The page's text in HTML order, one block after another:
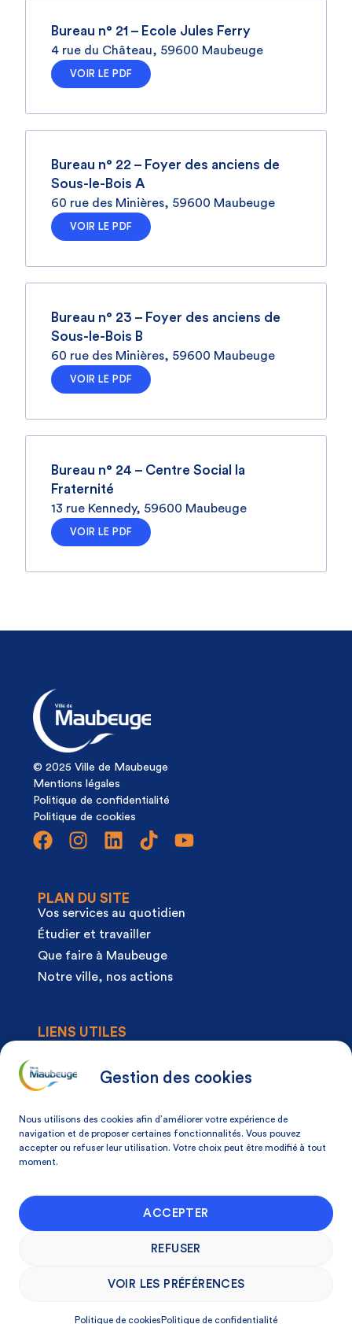
Gestion des cookies
Nous utilisons des cookies afin d’améliorer votre expérience de
navigation et de proposer certaines fonctionnalités. Vous pouvez
accepter ou refuser leur utilisation. Votre choix peut être modifié à tout
moment.
ACCEPTER
REFUSER
VOIR LES PRÉFÉRENCES
Politique de cookies Politique de confidentialité
Bureau n° 21 – Ecole Jules Ferry
4 rue du Château, 59600 Maubeuge
VOIR LE PDF
Bureau n° 22 – Foyer des anciens de
Sous-le-Bois A
60 rue des Minières, 59600 Maubeuge
VOIR LE PDF
Bureau n° 23 – Foyer des anciens de
Sous-le-Bois B
60 rue des Minières, 59600 Maubeuge
VOIR LE PDF
Bureau n° 24 – Centre Social la
Fraternité
13 rue Kennedy, 59600 Maubeuge
VOIR LE PDF
© 2025 Ville de Maubeuge
Mentions légales
Politique de confidentialité
Politique de cookies
PLAN DU SITE
Vos services au quotidien
Étudier et travailler
Que faire à Maubeuge
Notre ville, nos actions
LIENS UTILES
Actualités
Articles à la une
Mon espace citoyen
Mon avis, ma ville
NOS COORDONNÉES
Maubeuge, France